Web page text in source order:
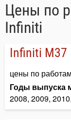
Цены по
Infiniti
Infiniti M37
цены по работам
Годы выпуска
2008, 2009,